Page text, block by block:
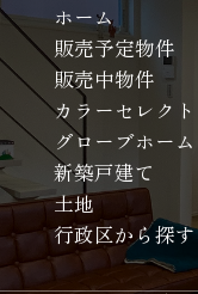
ホーム
販売予定物件
販売中物件
カラーセレクト
グローブホーム
新築戸建て
土地
行政区から探す